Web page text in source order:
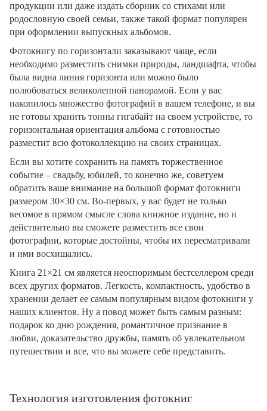
продукции или даже издать сборник со стихами или
родословную своей семьи, также такой формат популярен
при оформлении выпускных альбомов.
Фотокнигу по горизонтали заказывают чаще, если
необходимо разместить снимки природы, ландшафта, чтобы
была видна линия горизонта или можно было
полюбоваться великолепной панорамой. Если у вас
накопилось множество фотографий в вашем телефоне, и вы
не готовы хранить тонны гигабайт на своем устройстве, то
горизонтальная ориентация альбома с готовностью
разместит всю фотоколлекцию на своих страницах.
Если вы хотите сохранить на память торжественное
событие – свадьбу, юбилей, то конечно же, советуем
обратить ваше внимание на большой формат фотокниги
размером 30×30 см. Во-первых, у вас будет не только
весомое в прямом смысле слова книжное издание, но и
действительно вы сможете разместить все свои
фотографии, которые достойны, чтобы их пересматривали
и ими восхищались.
Книга 21×21 см является неоспоримым бестселлером среди
всех других форматов. Легкость, компактность, удобство в
хранении делает ее самым популярным видом фотокниги у
наших клиентов. Ну а повод может быть самым разным:
подарок ко дню рождения, романтичное признание в
любви, доказательство дружбы, память об увлекательном
путешествии и все, что вы можете себе представить.
Технология изготовления фотокниг